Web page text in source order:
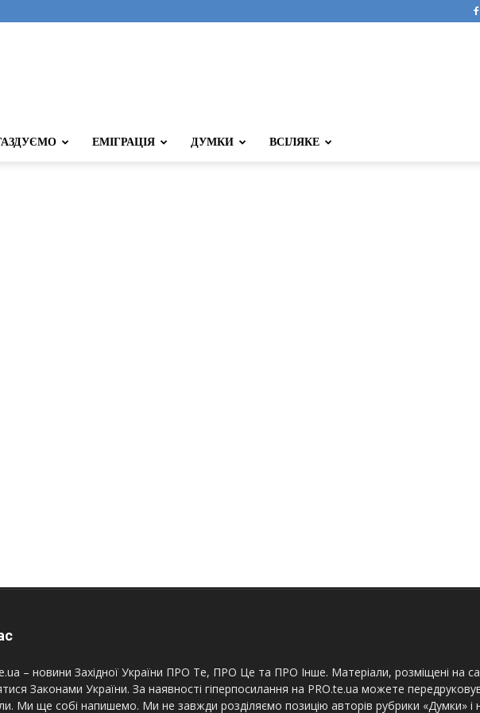
ЕМІГРАЦІЯ ДУМКИ ВСІЛЯКЕ
– новини Західної України ПРО Те, ПРО Це та ПРО Інше. Матеріали, розміщені на
Законами України. За наявності гіперпосилання на PRO.te.ua можете
Ми ще собі напишемо. Ми не завжди розділяємо позицію авторів рубрики «Думки» і